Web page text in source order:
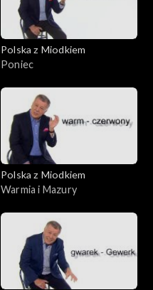
Polska z Miodkiem
Poniec
Polska z Miodkiem
Warmia i Mazury